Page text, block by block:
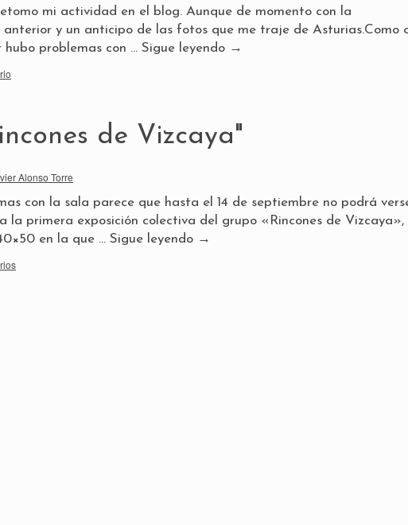
mi actividad en el blog. Aunque de momento con la
y un anticipo de las fotos que me traje de Asturias.Como
problemas con … Sigue leyendo →
de Vizcaya"
Alonso Torre
con la sala parece que hasta el 14 de septiembre no podrá
la primera exposición colectiva del grupo «Rincones de Vizcaya»,
en la que … Sigue leyendo →